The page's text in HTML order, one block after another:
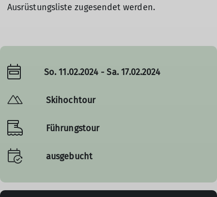
Ausrüstungsliste zugesendet werden.
So. 11.02.2024 - Sa. 17.02.2024
Skihochtour
Führungstour
ausgebucht